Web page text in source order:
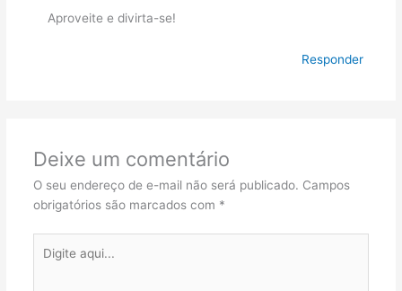
Aproveite e divirta-se!
Responder
Deixe um comentário
O seu endereço de e-mail não será publicado. Campos
obrigatórios são marcados com *
aqui...